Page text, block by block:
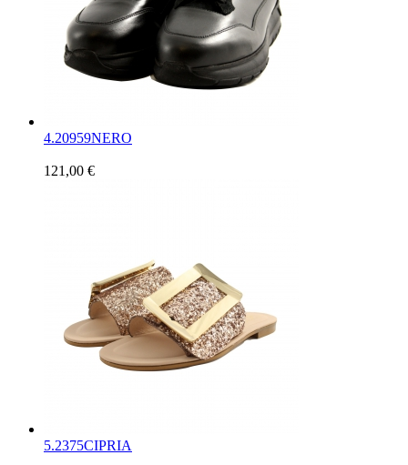
4.20959NERO
121,00 €
5.2375CIPRIA